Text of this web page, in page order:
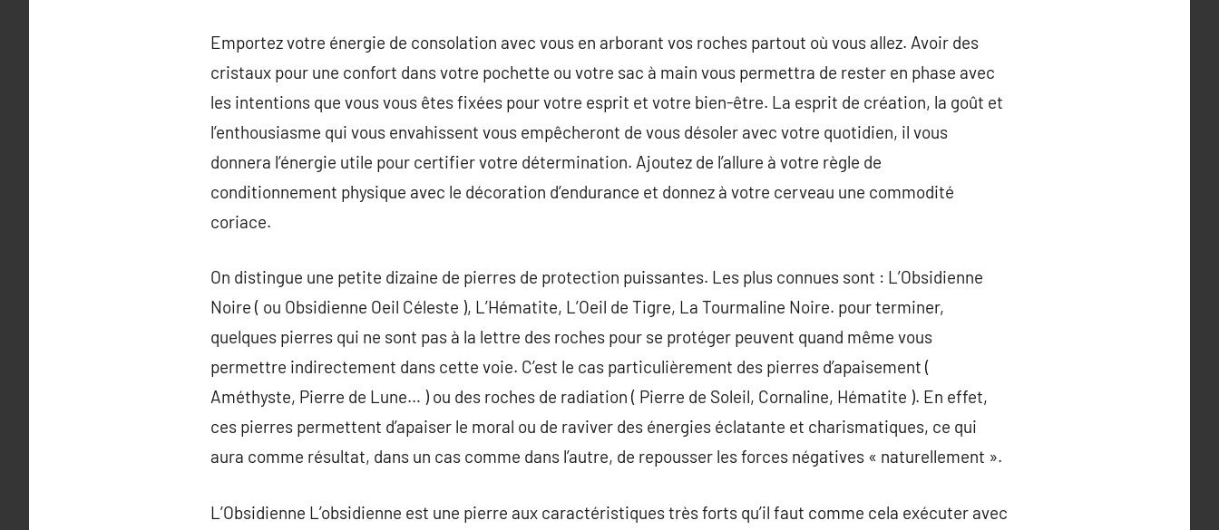
Emportez votre énergie de consolation avec vous en arborant vos roches partout où vous allez. Avoir des
cristaux pour une confort dans votre pochette ou votre sac à main vous permettra de rester en phase avec
les intentions que vous vous êtes fixées pour votre esprit et votre bien-être. La esprit de création, la goût et
l’enthousiasme qui vous envahissent vous empêcheront de vous désoler avec votre quotidien, il vous
donnera l’énergie utile pour certifier votre détermination. Ajoutez de l’allure à votre règle de
conditionnement physique avec le décoration d’endurance et donnez à votre cerveau une commodité
coriace.
On distingue une petite dizaine de pierres de protection puissantes. Les plus connues sont : L’Obsidienne
Noire ( ou Obsidienne Oeil Céleste ), L’Hématite, L’Oeil de Tigre, La Tourmaline Noire. pour terminer,
quelques pierres qui ne sont pas à la lettre des roches pour se protéger peuvent quand même vous
permettre indirectement dans cette voie. C’est le cas particulièrement des pierres d’apaisement (
Améthyste, Pierre de Lune… ) ou des roches de radiation ( Pierre de Soleil, Cornaline, Hématite ). En effet,
ces pierres permettent d’apaiser le moral ou de raviver des énergies éclatante et charismatiques, ce qui
aura comme résultat, dans un cas comme dans l’autre, de repousser les forces négatives « naturellement ».
L’Obsidienne L’obsidienne est une pierre aux caractéristiques très forts qu’il faut comme cela exécuter avec